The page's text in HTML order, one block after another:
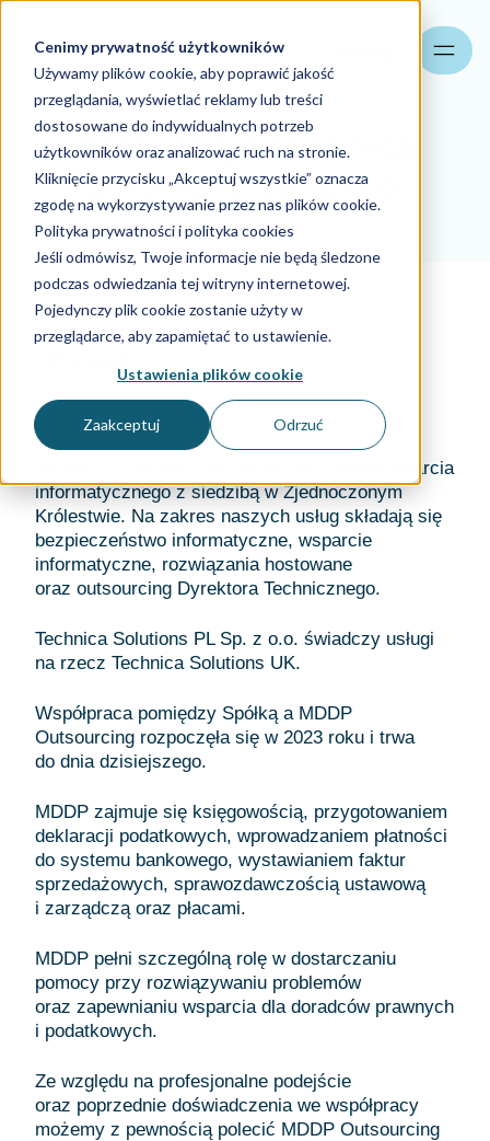
Cenimy prywatność użytkowników
Używamy plików cookie, aby poprawić jakość
przeglądania, wyświetlać reklamy lub treści
dostosowane do indywidualnych potrzeb
użytkowników oraz analizować ruch na stronie.
Kliknięcie przycisku „Akceptuj wszystkie” oznacza
zgodę na wykorzystywanie przez nas plików cookie.
Polityka prywatności i polityka cookies
Jeśli odmówisz, Twoje informacje nie będą śledzone
podczas odwiedzania tej witryny internetowej.
Pojedynczy plik cookie zostanie użyty w
przeglądarce, aby zapamiętać to ustawienie.
Ustawienia plików cookie
Zaakceptuj Odrzuć
Referencje Technica
Solutions Sp. z o.o.
Referencje
Aider Polska 16.10.2023
Technica Solutions (UK) limited jest spółką wparcia
informatycznego z siedzibą w Zjednoczonym
Królestwie. Na zakres naszych usług składają się
bezpieczeństwo informatyczne, wsparcie
informatyczne, rozwiązania hostowane
oraz outsourcing Dyrektora Technicznego.
Technica Solutions PL Sp. z o.o. świadczy usługi
na rzecz Technica Solutions UK.
Współpraca pomiędzy Spółką a MDDP
Outsourcing rozpoczęła się w 2023 roku i trwa
do dnia dzisiejszego.
MDDP zajmuje się księgowością, przygotowaniem
deklaracji podatkowych, wprowadzaniem płatności
do systemu bankowego, wystawianiem faktur
sprzedażowych, sprawozdawczością ustawową
i zarządczą oraz płacami.
MDDP pełni szczególną rolę w dostarczaniu
pomocy przy rozwiązywaniu problemów
oraz zapewnianiu wsparcia dla doradców prawnych
i podatkowych.
Ze względu na profesjonalne podejście
oraz poprzednie doświadczenia we współpracy
możemy z pewnością polecić MDDP Outsourcing